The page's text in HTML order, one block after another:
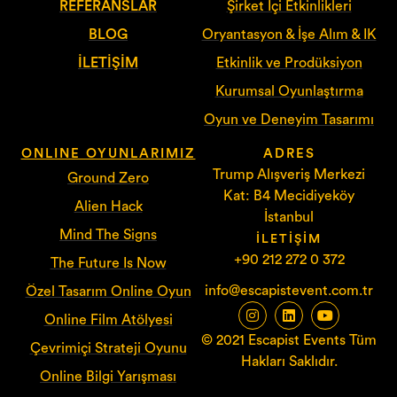
REFERANSLAR
BLOG
İLETIŞIM
Şirket İçi Etkinlikleri
Oryantasyon & İşe Alım & IK
Etkinlik ve Prodüksiyon
Kurumsal Oyunlaştırma
Oyun ve Deneyim Tasarımı
ONLINE OYUNLARIMIZ
Ground Zero
Alien Hack
Mind The Signs
The Future Is Now
Özel Tasarım Online Oyun
Online Film Atölyesi
Çevrimiçi Strateji Oyunu
Online Bilgi Yarışması
ADRES
Trump Alışveriş Merkezi
Kat: B4 Mecidiyeköy
İstanbul
İLETIŞIM
+90 212 272 0 372
info@escapistevent.com.tr
© 2021 Escapist Events Tüm
Hakları Saklıdır.